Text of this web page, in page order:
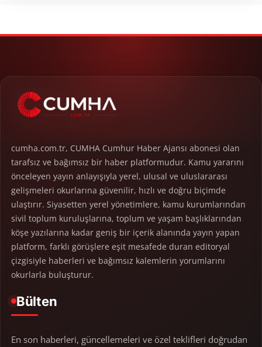
cumha.com.tr, CUMHA Cumhur Haber Ajansı abonesi olan
tarafsız ve bağımsız bir haber platformudur. Kamu yararını
önceleyen yayın anlayışıyla yerel, ulusal ve uluslararası
gelişmeleri okurlarına güvenilir, hızlı ve doğru biçimde
ulaştırır. Siyasetten yerel yönetimlere, kamu kurumlarından
sivil toplum kuruluşlarına, toplum ve yaşam başlıklarından
köşe yazılarına kadar geniş bir içerik alanında yayın yapan
platform, farklı görüşlere eşit mesafede duran editoryal
çizgisiyle haberleri ve bağımsız kalemlerin yorumlarını
okurlarla buluşturur.
Bülten
En son haberleri, güncellemeleri ve özel teklifleri doğrudan